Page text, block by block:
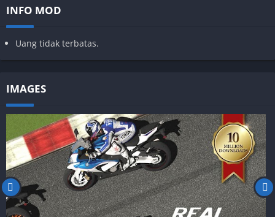
INFO MOD
Uang tidak terbatas.
IMAGES